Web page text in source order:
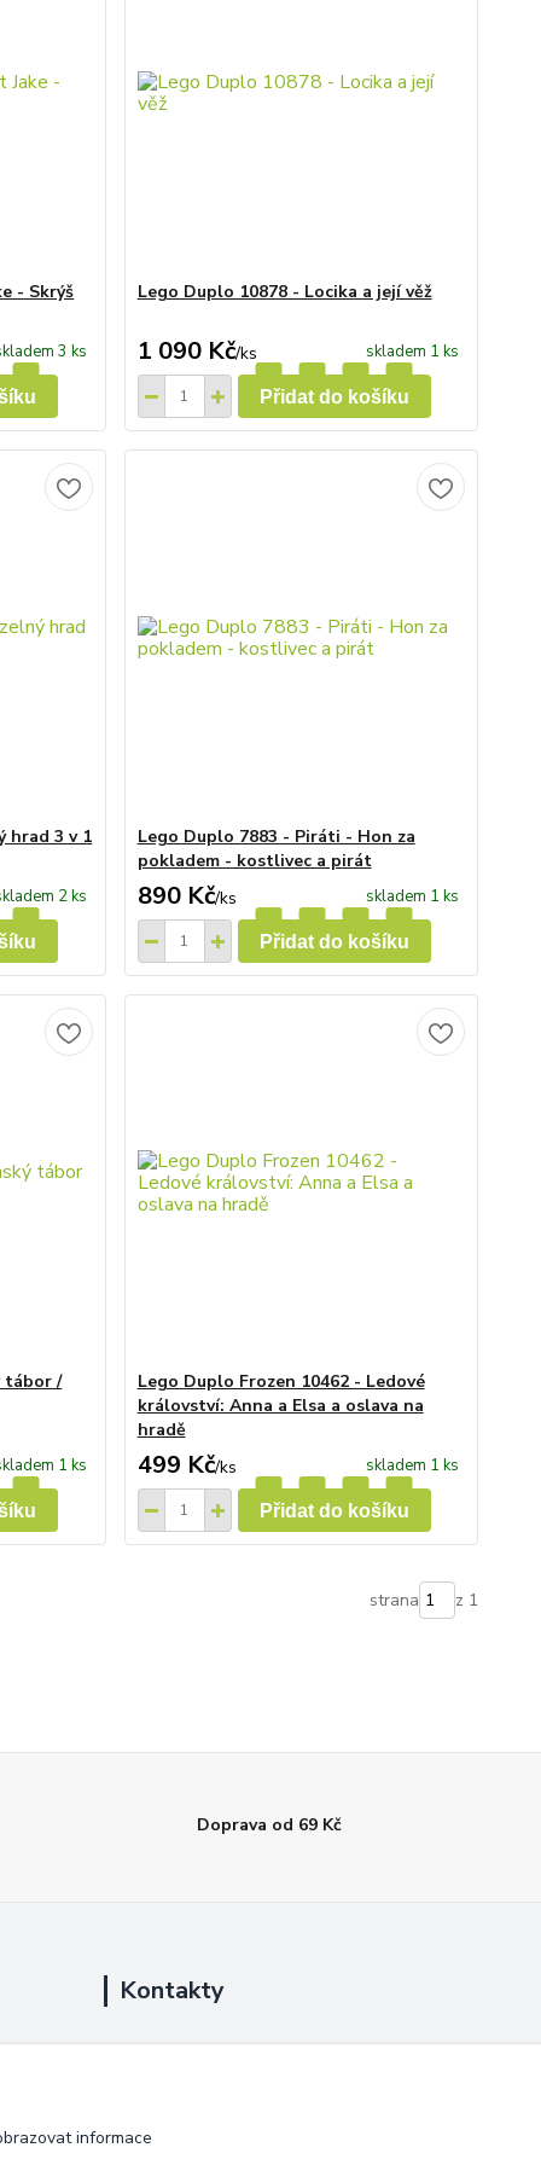
- Skrýš
3 ks
Lego Duplo 10878 - Locika a její věž
1 090 Kč/ks skladem 1 ks
Přidat do košíku
hrad 3 v 1
2 ks
Lego Duplo 7883 - Piráti - Hon za
pokladem - kostlivec a pirát
890 Kč/ks skladem 1 ks
Přidat do košíku
tábor /
1 ks
Lego Duplo Frozen 10462 - Ledové
království: Anna a Elsa a oslava na
hradě
499 Kč/ks skladem 1 ks
Přidat do košíku
strana z 1
Doprava od 69 Kč
Kontakty
+420 725 889 873
info@duplarna.cz
informace